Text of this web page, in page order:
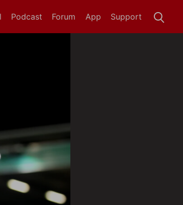
Support
App
Forum
Podcast